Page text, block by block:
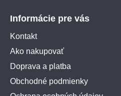
Informácie pre vás
Kontakt
Ako nakupovať
Doprava a platba
Obchodné podmienky